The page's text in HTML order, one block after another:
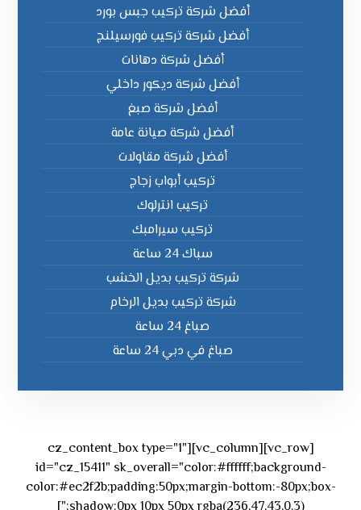
أفضل شركة تركيب جبس بورد
أفضل شركة تركيب فورسيلنج
أفضل شركة دهانات
أفضل شركة ديكور داخلي
أفضل شركة صبغ
أفضل شركة صيانة عامة
أفضل شركة مقاولات
تركيب أبواب زجاج
تركيب انترلوك
تركيب سيرامبك
سباك 24 ساعة
شركة تركيب بديل الخشب
شركة تركيب بديل الرخام
صباغ 24 ساعة
صباغ في دبي 24 ساعة
[vc_row][vc_column][cz_content_box type="1"
id="cz_15411" sk_overall="color:#ffffff;background-
color:#ec2f2b;padding:50px;margin-bottom:-80px;box-